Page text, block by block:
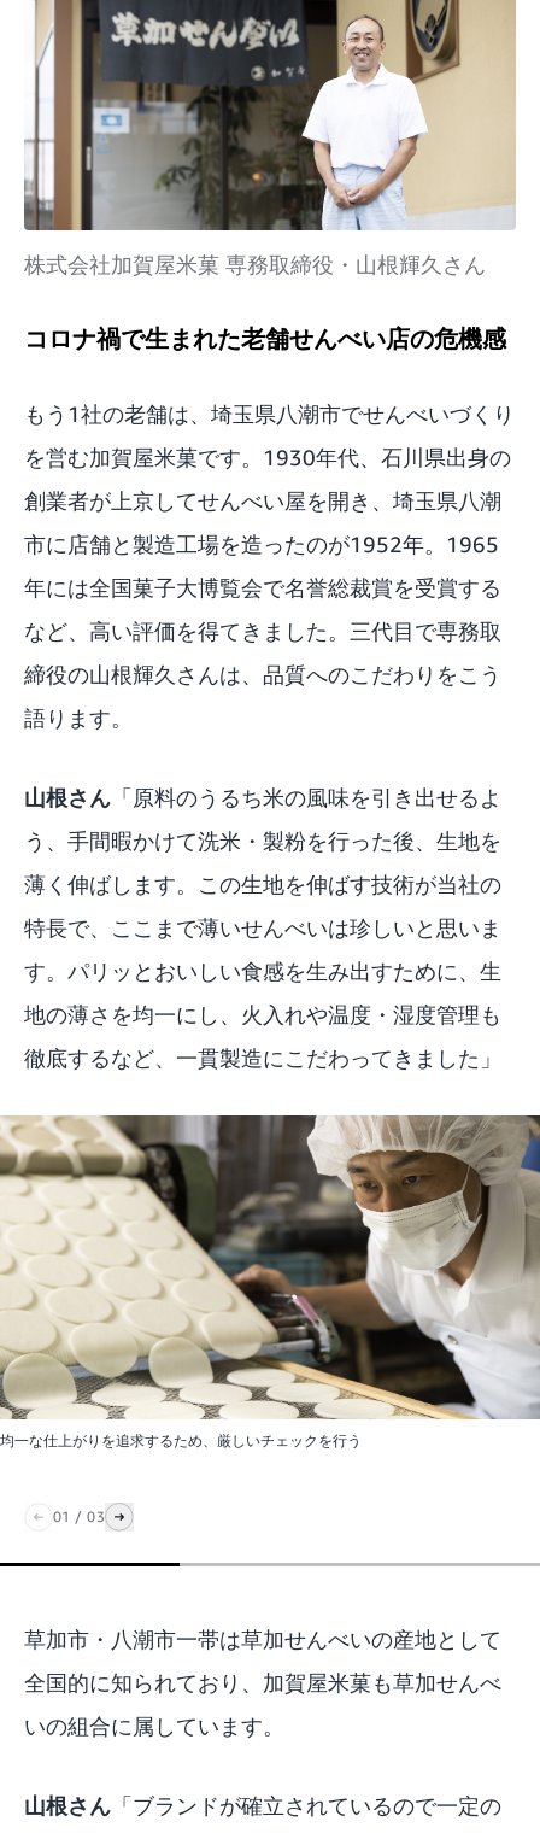
株式会社加賀屋米菓 専務取締役・山根輝久さん
コロナ禍で生まれた老舗せんべい店の危機感
もう1社の老舗は、埼玉県八潮市でせんべいづくり
を営む加賀屋米菓です。1930年代、石川県出身の
創業者が上京してせんべい屋を開き、埼玉県八潮
市に店舗と製造工場を造ったのが1952年。1965
年には全国菓子大博覧会で名誉総裁賞を受賞する
など、高い評価を得てきました。三代目で専務取
締役の山根輝久さんは、品質へのこだわりをこう
語ります。
山根さん 「原料のうるち米の風味を引き出せるよ
う、手間暇かけて洗米・製粉を行った後、生地を
薄く伸ばします。この生地を伸ばす技術が当社の
特長で、ここまで薄いせんべいは珍しいと思いま
す。パリッとおいしい食感を生み出すために、生
地の薄さを均一にし、火入れや温度・湿度管理も
徹底するなど、一貫製造にこだわってきました」
均一な仕上がりを追求するため、厳しいチェックを行う
01 / 03
草加市・八潮市一帯は草加せんべいの産地として
全国的に知られており、加賀屋米菓も草加せんべ
いの組合に属しています。
山根さん 「ブランドが確立されているので一定の